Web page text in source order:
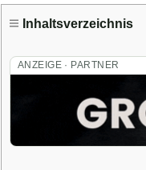
Inhaltsverzeichnis
ANZEIGE · PARTNER